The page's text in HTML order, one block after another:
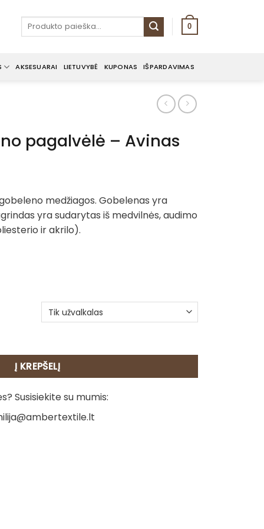
Ieškoti: 0
AKSESUARAI LIETUVYBĖ KUPONAS IŠPARDAVIMAS
pagalvėlė – Avinas
medžiagos. Gobelenas yra
yra sudarytas iš medvilnės, audimo
ir akrilo).
Į KREPŠELĮ
Susisiekite su mumis: